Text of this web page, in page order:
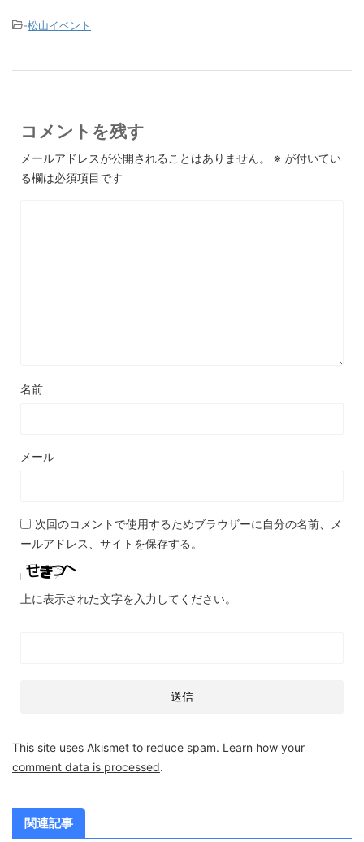
-松山イベント
コメントを残す
メールアドレスが公開されることはありません。 ※ が付いてい
る欄は必須項目です
名前
メール
次回のコメントで使用するためブラウザーに自分の名前、メ
ールアドレス、サイトを保存する。
上に表示された文字を入力してください。
This site uses Akismet to reduce spam. Learn how your
comment data is processed.
関連記事